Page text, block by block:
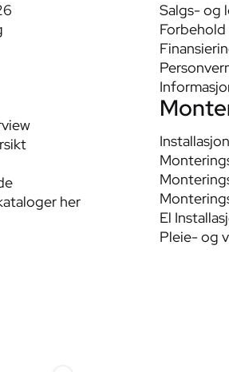
her
Salgs- og
El
Pleie- og